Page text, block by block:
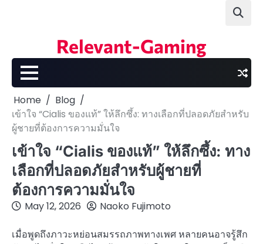
Relevant-Gaming
Home
Blog
เข้าใจ “Cialis ของแท้” ให้ลึกซึ้ง: ทางเลือกที่ปลอดภัยสำหรับ
ผู้ชายที่ต้องการความมั่นใจ
เข้าใจ “Cialis ของแท้” ให้ลึกซึ้ง: ทาง
เลือกที่ปลอดภัยสำหรับผู้ชายที่
ต้องการความมั่นใจ
May 12, 2026 Naoko Fujimoto
เมื่อพูดถึงภาวะหย่อนสมรรถภาพทางเพศ หลายคนอาจรู้สึก